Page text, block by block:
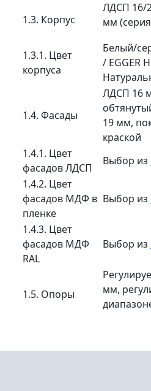
1.3. Корпус
ЛДСП 16/
мм
1.3.1. Цвет
корпуса
Белый/
/ EGGER
1.4. Фасады
ЛДСП 16
19 мм,
краской
1.4.1. Цвет
фасадов ЛДСП
Выбор из
1.4.2. Цвет
фасадов МДФ в
пленке
Выбор из
1.4.3. Цвет
фасадов МДФ
RAL
Выбор из
1.5. Опоры
мм,